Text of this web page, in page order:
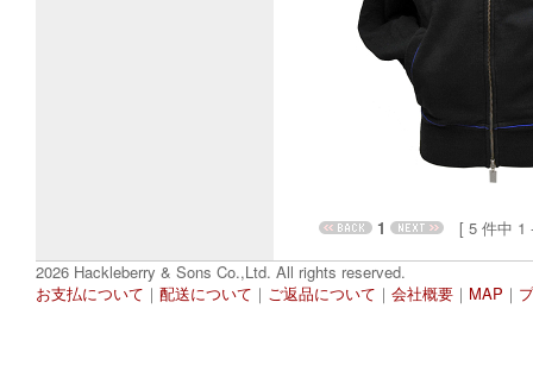
1
[ 5 件中 1
2026 Hackleberry & Sons Co.,Ltd. All rights reserved.
お支払について ｜ 配送について ｜ ご返品について ｜ 会社概要 ｜ MAP ｜